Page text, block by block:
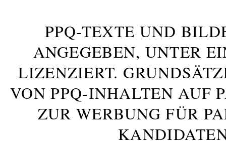
PPQ-TEXTE UND
ANGEGEBEN, UNTER
LIZENZIERT.
VON PPQ-INHALTEN AUF
ZUR WERBUNG FÜR